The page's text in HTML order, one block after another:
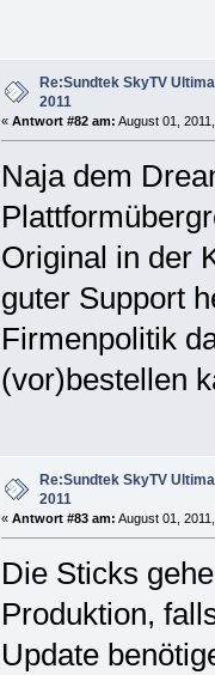
Re:Sundtek SkyTV
2011
« Antwort #82 am: August 01,
Naja dem
Original in der
guter Support
Firmenpolitik
(vor)bestellen
Re:Sundtek SkyTV
2011
« Antwort #83 am: August 01,
Die Sticks
Produktion,
Update